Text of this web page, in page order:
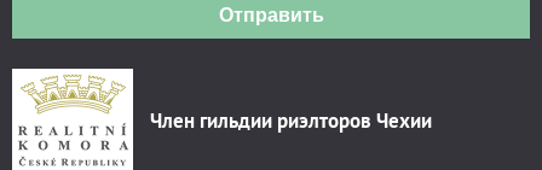
Отправить
Член гильдии риэлторов Чехии